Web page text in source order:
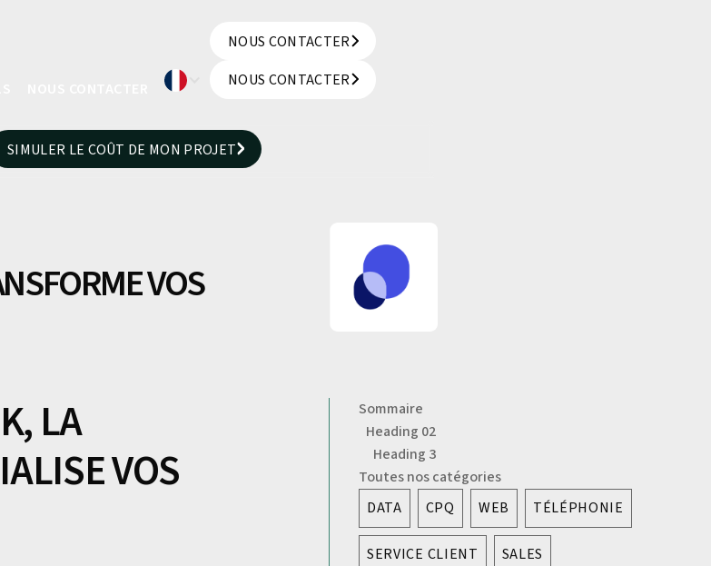
NOUS CONTACTER
NOUS CONTACTER
SIMULER LE COÛT DE MON PROJET
SIMULER LE COÛT DE MON PROJET
VOS
LA
VOS
Sommaire
Heading 02
Heading 3
Toutes nos catégories
DATA
CPQ WEB TÉLÉPHONIE
SERVICE CLIENT SALES